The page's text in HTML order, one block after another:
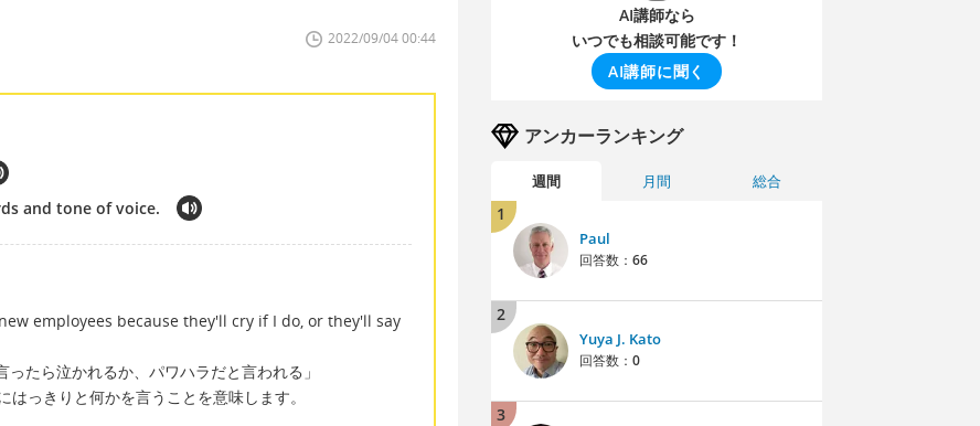
2022/09/04 00:44
and tone of voice.
employees because they'll cry if I do, or they'll say
たら泣かれるか、パワハラだと言われる」
っきりと何かを言うことを意味します。
AI講師なら
いつでも相談可能です！
AI講師に聞く
アンカーランキング
週間 月間 総合
1
Paul
回答数： 66
2
Yuya J. Kato
回答数： 0
3